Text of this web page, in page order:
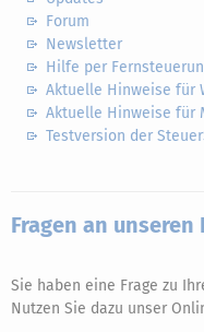
Forum
Newsletter
Hilfe per
Aktuelle Hinweise für
Aktuelle Hinweise für
Testversion der
Fragen an
Sie haben eine Frage zu
Nutzen Sie dazu unser